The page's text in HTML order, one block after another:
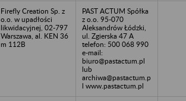
Firefly Creation Sp. z
o.o. w upadłości
likwidacyjnej, 02-797
Warszawa, al. KEN 36
m 112B
PAST ACTUM Spółka
z o.o. 95-070
Aleksandrów Łódzki,
ul. Zgierska 47 A
telefon: 500 068 990
e-mail:
biuro@pastactum.pl
lub
archiwa@pastactum.p
l www.pastactum.pl